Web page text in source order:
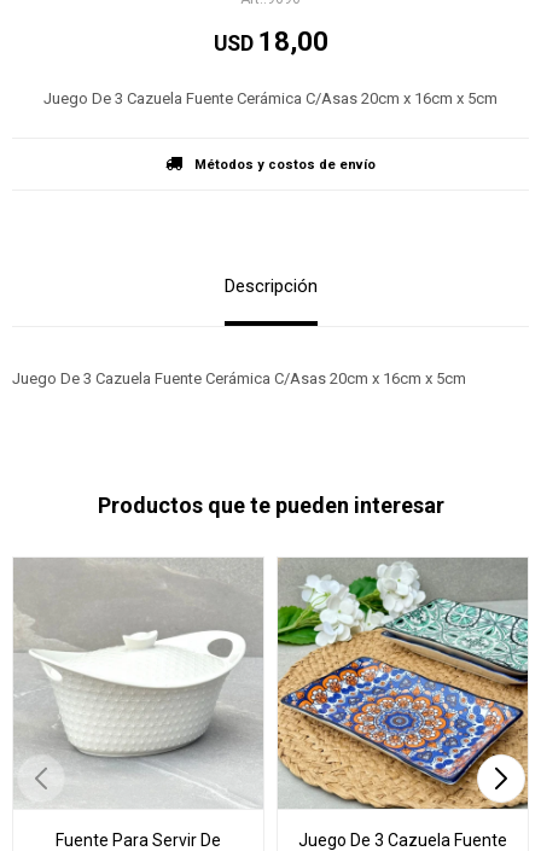
USD 18,00
Juego De 3 Cazuela Fuente Cerámica C/Asas 20cm x 16cm x 5cm
Métodos y costos de envío
Descripción
Juego De 3 Cazuela Fuente Cerámica C/Asas 20cm x 16cm x 5cm
Productos que te pueden interesar
Fuente Para Servir De
Juego De 3 Cazuela Fuente